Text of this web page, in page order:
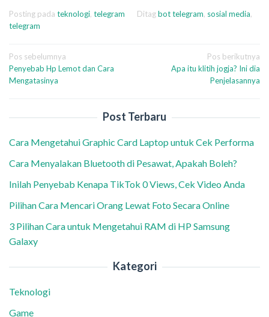
Posting pada teknologi, telegram Ditagbot telegram, sosial media,
telegram
Navigasi
pos
Pos sebelumnya
Penyebab Hp Lemot dan Cara
Mengatasinya
Pos berikutnya
Apa itu klitih jogja? Ini dia
Penjelasannya
Post Terbaru
Cara Mengetahui Graphic Card Laptop untuk Cek Performa
Cara Menyalakan Bluetooth di Pesawat, Apakah Boleh?
Inilah Penyebab Kenapa TikTok 0 Views, Cek Video Anda
Pilihan Cara Mencari Orang Lewat Foto Secara Online
3 Pilihan Cara untuk Mengetahui RAM di HP Samsung
Galaxy
Kategori
Teknologi
Game